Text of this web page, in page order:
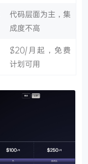
代码层面为主，集
成度不高
$20/月起，免费
计划可用